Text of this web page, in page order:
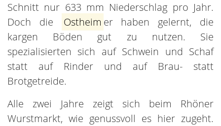
Schnitt nur 633 mm Niederschlag pro Jahr.
Doch die
Ostheim er haben gelernt, die
kargen Böden gut zu nutzen. Sie
spezialisierten sich auf Schwein und Schaf
statt auf Rinder und auf Brau- statt
Brotgetreide.
Alle zwei Jahre zeigt sich beim Rhöner
Wurstmarkt, wie genussvoll es hier zugeht.